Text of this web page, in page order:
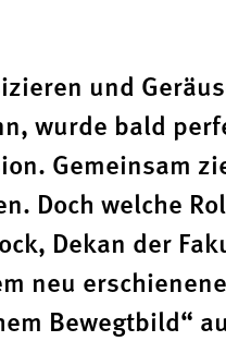
und
wurde bald
Gemeinsam
Doch welche
Dekan der
neu
Bewegtbild“